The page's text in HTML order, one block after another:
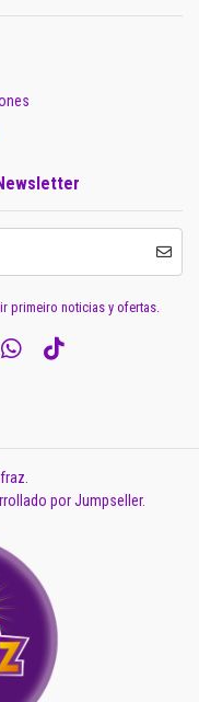
primeiro noticias y ofertas.
por Jumpseller.